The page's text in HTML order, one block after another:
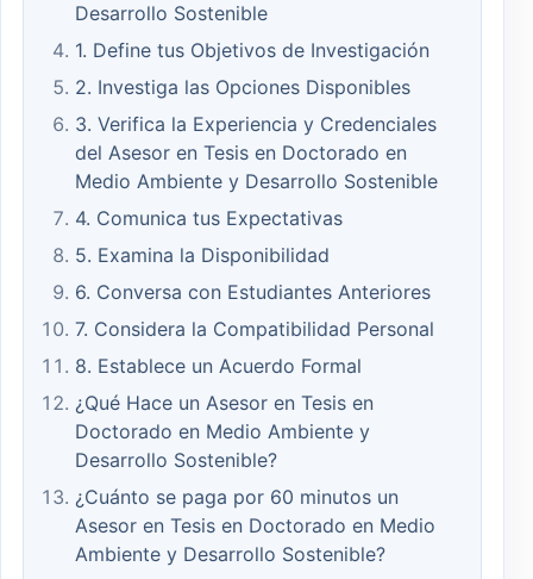
Desarrollo Sostenible
1. Define tus Objetivos de Investigación
2. Investiga las Opciones Disponibles
3. Verifica la Experiencia y Credenciales
del Asesor en Tesis en Doctorado en
Medio Ambiente y Desarrollo Sostenible
4. Comunica tus Expectativas
5. Examina la Disponibilidad
6. Conversa con Estudiantes Anteriores
7. Considera la Compatibilidad Personal
8. Establece un Acuerdo Formal
¿Qué Hace un Asesor en Tesis en
Doctorado en Medio Ambiente y
Desarrollo Sostenible?
¿Cuánto se paga por 60 minutos un
Asesor en Tesis en Doctorado en Medio
Ambiente y Desarrollo Sostenible?